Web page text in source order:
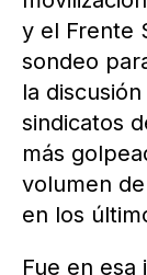
y el Frente
sondeo
la
sindicatos
más
volumen
en los
Fue en esa